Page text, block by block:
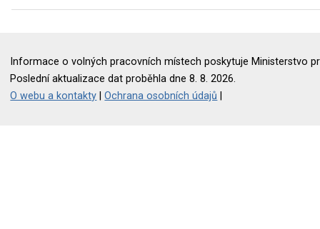
Informace o volných pracovních místech poskytuje Ministerstvo
Poslední aktualizace dat proběhla dne 8. 8. 2026.
O webu a kontakty |Ochrana osobních údajů